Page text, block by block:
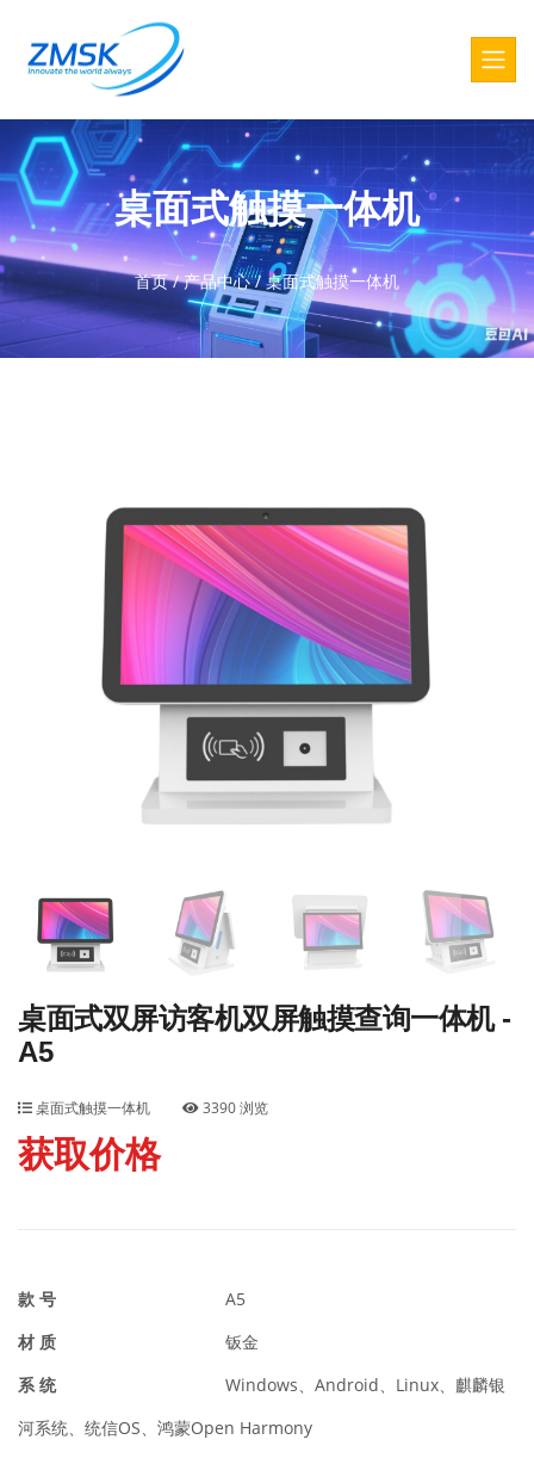
桌面式触摸一体机
首页/产品中心/桌面式触摸一体机
桌面式双屏访客机双屏触摸查询一体机 -
A5
桌面式触摸一体机 3390 浏览
获取价格
款 号
A5
材 质
钣金
系 统
Windows、Android、Linux、麒麟银
河系统、统信OS、鸿蒙Open Harmony